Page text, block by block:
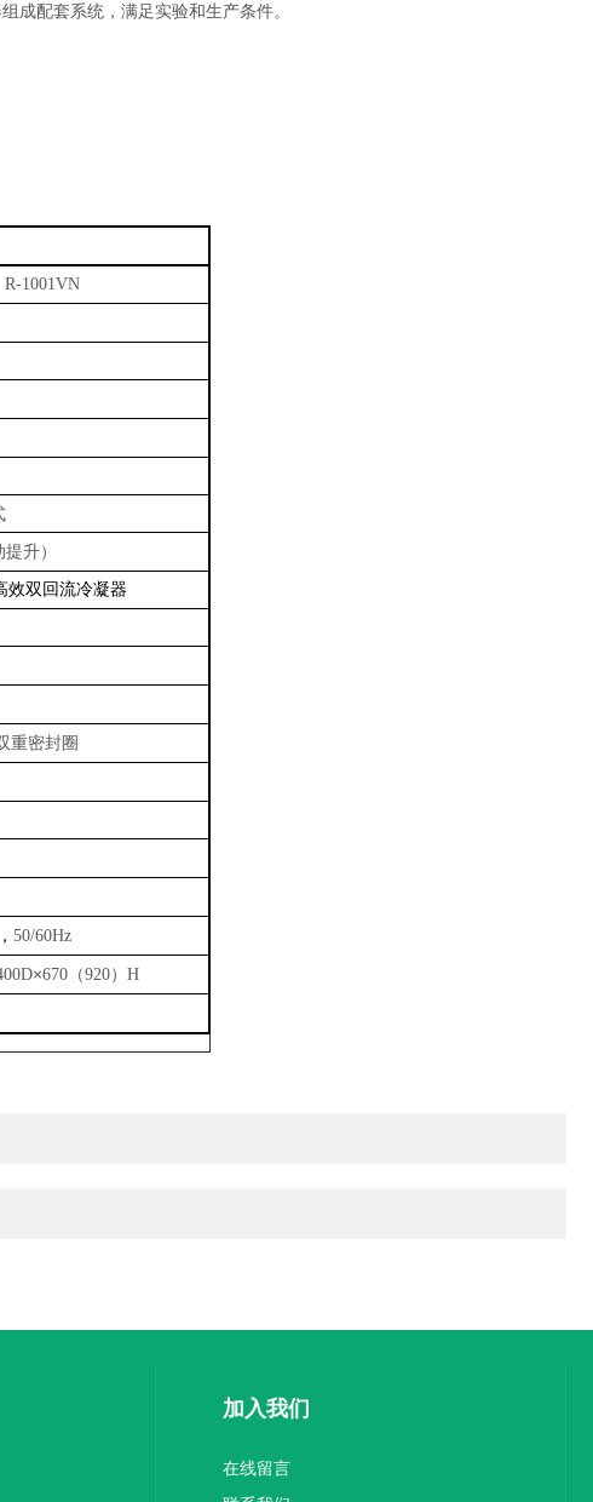
成配套系统，满足实验和生产条件。
R-1001VN
升）
效双回流冷凝器
重密封圈
50/60Hz
×670 （920） H
加入我们
在线留言